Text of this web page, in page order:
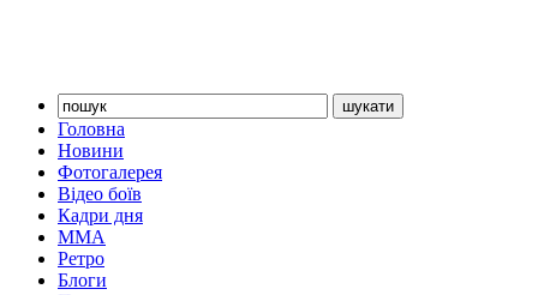
Головна
Новини
Фотогалерея
Відео боїв
Кадри дня
ММА
Ретро
Блоги